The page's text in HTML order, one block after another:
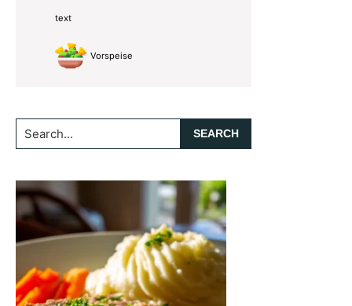
text
Vorspeise
Search...